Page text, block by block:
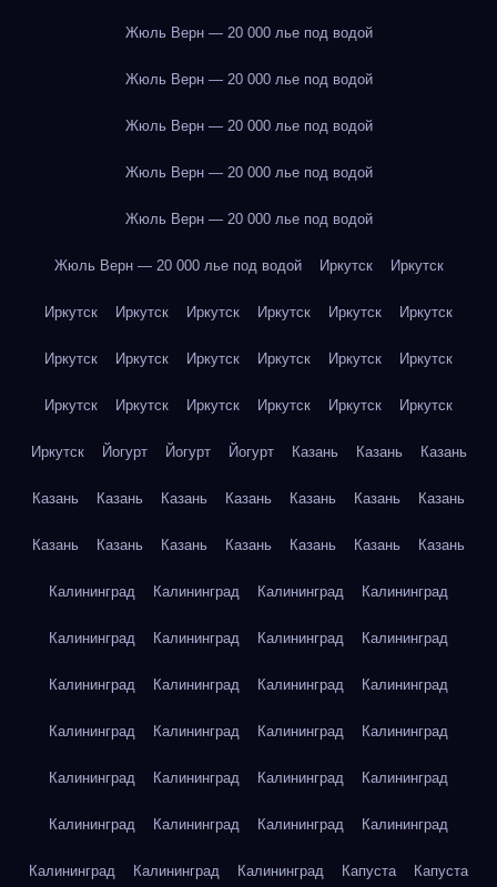
Жюль Верн — 20 000 лье под водой
Жюль Верн — 20 000 лье под водой
Жюль Верн — 20 000 лье под водой
Жюль Верн — 20 000 лье под водой
Жюль Верн — 20 000 лье под водой
Жюль Верн — 20 000 лье под водой Иркутск Иркутск
Иркутск Иркутск Иркутск Иркутск Иркутск Иркутск
Иркутск Иркутск Иркутск Иркутск Иркутск Иркутск
Иркутск Иркутск Иркутск Иркутск Иркутск Иркутск
Иркутск Йогурт Йогурт Йогурт Казань Казань Казань
Казань Казань Казань Казань Казань Казань Казань
Казань Казань Казань Казань Казань Казань Казань
Калининград Калининград Калининград Калининград
Калининград Калининград Калининград Калининград
Калининград Калининград Калининград Калининград
Калининград Калининград Калининград Калининград
Калининград Калининград Калининград Калининград
Калининград Калининград Калининград Калининград
Калининград Калининград Калининград Капуста Капуста